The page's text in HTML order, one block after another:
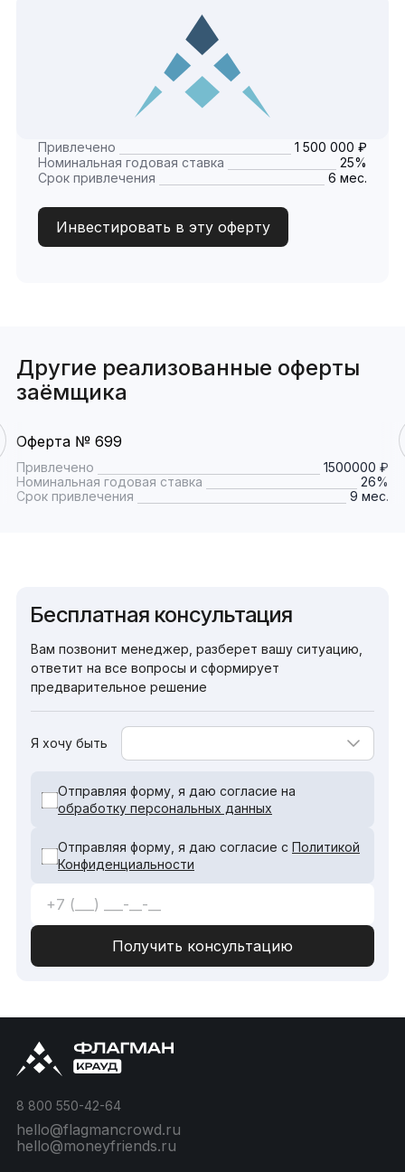
Привлечено
1 500 000 ₽
Номинальная годовая ставка
25%
Срок привлечения
6 мес.
Инвестировать в эту оферту
Другие реализованные оферты
заёмщика
Оферта № 699
Привлечено
1500000 ₽
Номинальная годовая ставка
26%
Срок привлечения
9 мес.
Бесплатная консультация
Вам позвонит менеджер, разберет вашу ситуацию,
ответит на все вопросы и сформирует
предварительное решение
Я хочу быть
Отправляя форму, я даю согласие на
обработку персональных данных
Отправляя форму, я даю согласие с Политикой
Конфиденциальности
8 800 550-42-64
hello@flagmancrowd.ru
hello@moneyfriends.ru